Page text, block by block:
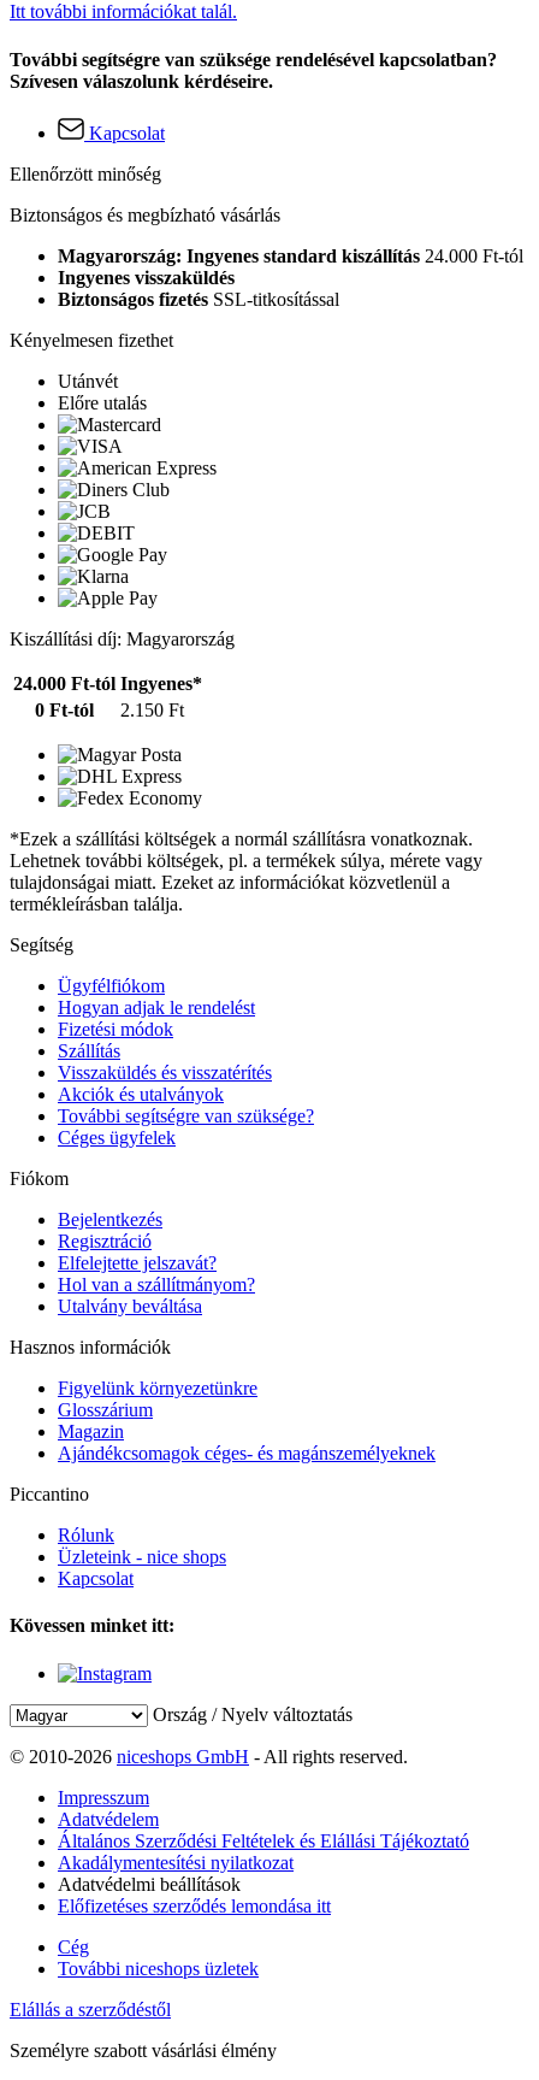
Itt további információkat talál.
További segítségre van szüksége rendelésével kapcsolatban?
Szívesen válaszolunk kérdéseire.
Kapcsolat
Ellenőrzött minőség
Biztonságos és megbízható vásárlás
Magyarország: Ingyenes standard kiszállítás 24.000 Ft-tól
Ingyenes visszaküldés
Biztonságos fizetés SSL-titkosítással
Kényelmesen fizethet
Utánvét
Előre utalás
Kiszállítási díj: Magyarország
24.000 Ft-tól Ingyenes*
0 Ft-tól
2.150 Ft
*Ezek a szállítási költségek a normál szállításra vonatkoznak.
Lehetnek további költségek, pl. a termékek súlya, mérete vagy
tulajdonságai miatt. Ezeket az információkat közvetlenül a
termékleírásban találja.
Segítség
Ügyfélfiókom
Hogyan adjak le rendelést
Fizetési módok
Szállítás
Visszaküldés és visszatérítés
Akciók és utalványok
További segítségre van szüksége?
Céges ügyfelek
Fiókom
Bejelentkezés
Regisztráció
Elfelejtette jelszavát?
Hol van a szállítmányom?
Utalvány beváltása
Hasznos információk
Figyelünk környezetünkre
Glosszárium
Magazin
Ajándékcsomagok céges- és magánszemélyeknek
Piccantino
Rólunk
Üzleteink - nice shops
Kapcsolat
Kövessen minket itt:
Ország / Nyelv változtatás
© 2010-2026 niceshops GmbH - All rights reserved.
Impresszum
Adatvédelem
Általános Szerződési Feltételek és Elállási Tájékoztató
Akadálymentesítési nyilatkozat
Adatvédelmi beállítások
Előfizetéses szerződés lemondása itt
Cég
További niceshops üzletek
Elállás a szerződéstől
Személyre szabott vásárlási élmény